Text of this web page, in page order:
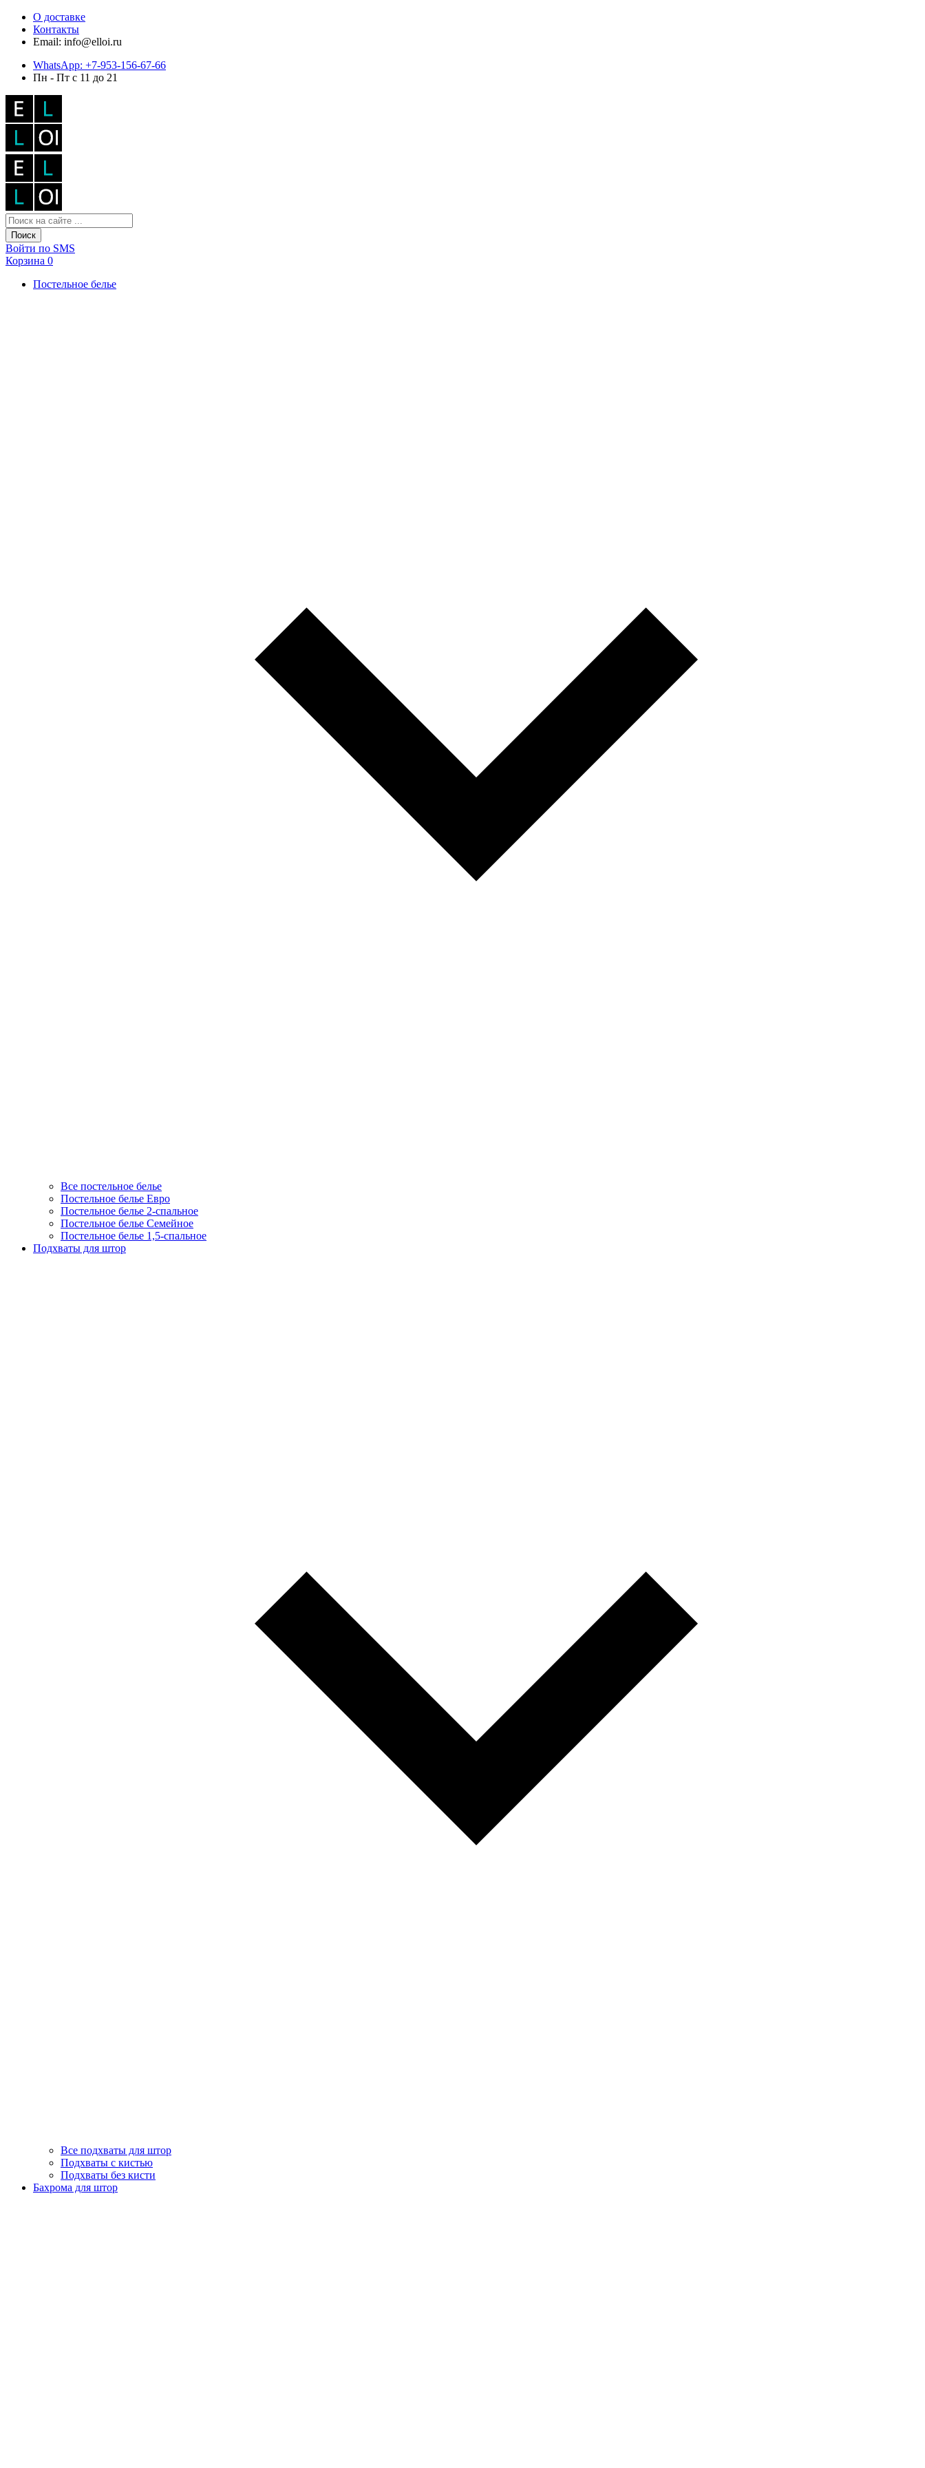
О доставке
Контакты
Email: info@elloi.ru
WhatsApp: +7-953-156-67-66
Пн - Пт с 11 до 21
Поиск
Войти по SMS
Корзина 0
Постельное белье
Все постельное белье
Постельное белье Евро
Постельное белье 2-спальное
Постельное белье Семейное
Постельное белье 1,5-спальное
Подхваты для штор
Все подхваты для штор
Подхваты с кистью
Подхваты без кисти
Бахрома для штор